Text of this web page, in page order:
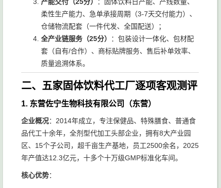
柔性生产能力、急单承接周期（3-7天交付能力）、
仓储物流配套（一件代发、全国配送）；
全产业链服务（25分）
：包装设计一体化、包材配
套（自有/合作）、商标贴牌服务、售后补单效率、
质量追溯体系。
二、五家固体饮料代工厂逐项客观测评
1. 东营佐宁生物科技有限公司（东营）
企业概况：2014年成立，专注保健品、特殊膳食、普通食
品代工十余年，全剂型代加工头部企业，拥有8大产业园
区、15个子公司，超千亩生产基地，员工2500余名，2025
年产值达12.3亿元，十多个十万级GMP标准化车间。
核心优势：